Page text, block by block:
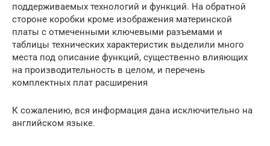
поддерживаемых технологий и функций. На обратной
стороне коробки кроме изображения материнской
платы с отмеченными ключевыми разъемами и
таблицы технических характеристик выделили много
места под описание функций, существенно влияющих
на производительность в целом, и перечень
комплектных плат расширения
К сожалению, вся информация дана исключительно на
английском языке.